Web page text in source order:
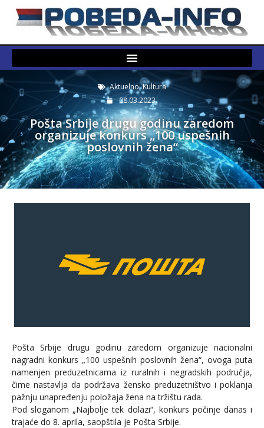
Aktuelno,Kultura
08.03.2023.
Pošta Srbije drugu godinu zaredom
organizuje konkurs „100 uspešnih
poslovnih žena“
Pošta Srbije drugu godinu zaredom organizuje nacionalni
nagradni konkurs „100 uspešnih poslovnih žena“, ovoga puta
namenjen preduzetnicama iz ruralnih i negradskih područja,
čime nastavlja da podržava žensko preduzetništvo i poklanja
pažnju unapređenju položaja žena na tržištu rada.
Pod sloganom „Najbolje tek dolazi“, konkurs počinje danas i
trajaće do 8. aprila, saopštila je Pošta Srbije.